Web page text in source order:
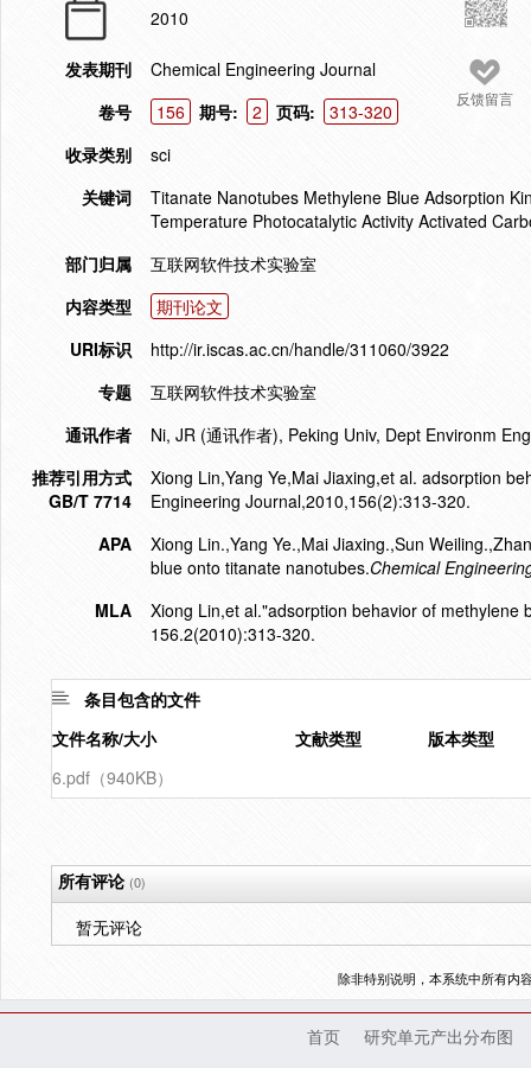
反馈留言
2010
发表期刊
Chemical Engineering Journal
卷号
156 期号: 2 页码:
313-320
收录类别
sci
关键词
Titanate Nanotubes Methylene Blue Adsorption
Temperature Photocatalytic Activity Activated
部门归属
互联网软件技术实验室
内容类型
期刊论文
URI标识
http://ir.iscas.ac.cn/handle/311060/3922
专题
互联网软件技术实验室
通讯作者
Ni, JR (通讯作者), Peking Univ, Dept Environm
推荐引用方式
GB/T 7714
Xiong Lin,Yang Ye,Mai Jiaxing,et al. adsorption
Engineering Journal,2010,156(2):313-320.
APA
Xiong Lin.,Yang Ye.,Mai Jiaxing.,Sun
blue onto titanate nanotubes.Chemical
MLA
Xiong Lin,et al."adsorption behavior of methylene
156.2(2010):313-320.
条目包含的文件
文件名称/大小
文献类型
版本类型
6.pdf（940KB）
所有评论(0)
暂无评论
除非特别说明，本系统中所有内
首页
研究单元产出分布图